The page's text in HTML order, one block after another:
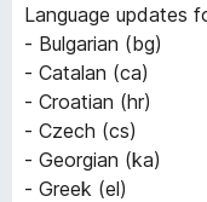
Language updates
- Bulgarian (bg)
- Catalan (ca)
- Croatian (hr)
- Czech (cs)
- Georgian (ka)
- Greek (el)